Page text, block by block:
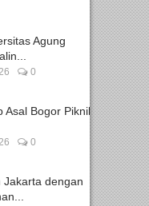
Agung
0
Asal Bogor Piknik
0
Jakarta dengan